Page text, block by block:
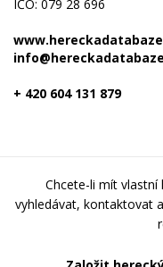
IČO: 079 28 696
+ 420 604 131 879
Chcete-li mít vlastní
vyhledávat, kontaktovat